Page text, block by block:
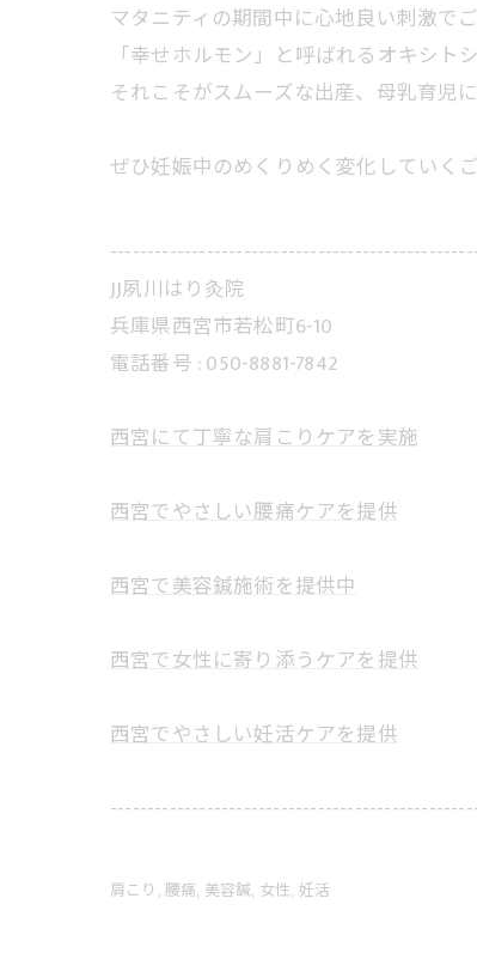
マタニティの期間中に心地良い刺激で
「幸せホルモン」と呼ばれるオキシト
それこそがスムーズな出産、母乳育児
ぜひ妊娠中のめくりめく変化していく
JJ夙川はり灸院
兵庫県西宮市若松町6-10
電話番号 : 050-8881-7842
西宮にて丁寧な肩こりケアを実施
西宮でやさしい腰痛ケアを提供
西宮で美容鍼施術を提供中
西宮で女性に寄り添うケアを提供
西宮でやさしい妊活ケアを提供
肩こり 腰痛 美容鍼 女性 妊活